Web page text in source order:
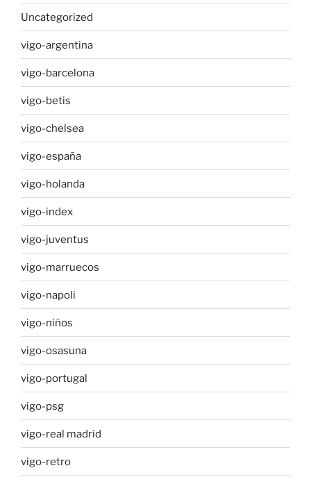
Uncategorized
vigo-argentina
vigo-barcelona
vigo-betis
vigo-chelsea
vigo-españa
vigo-holanda
vigo-index
vigo-juventus
vigo-marruecos
vigo-napoli
vigo-niños
vigo-osasuna
vigo-portugal
vigo-psg
vigo-real madrid
vigo-retro